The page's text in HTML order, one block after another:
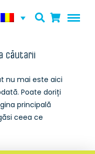
căutarii
nu mai este aici
Poate doriți
principală
ceea ce